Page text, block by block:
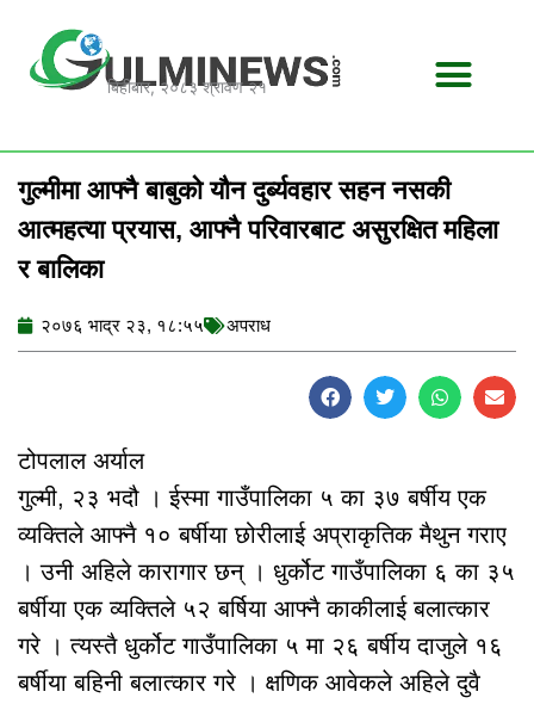
content
बिहीबार, २०८३ श्रावण २१
गुल्मीमा आफ्नै बाबुको यौन दुर्ब्यवहार सहन नसकी
आत्महत्या प्रयास, आफ्नै परिवारबाट असुरक्षित महिला
र बालिका
२०७६ भाद्र २३, १८:५५ अपराध
टोपलाल अर्याल
गुल्मी, २३ भदौ । ईस्मा गाउँपालिका ५ का ३७ बर्षीय एक
व्यक्तिले आफ्नै १० बर्षीया छोरीलाई अप्राकृतिक मैथुन गराए
। उनी अहिले कारागार छन् । धुर्कोट गाउँपालिका ६ का ३५
बर्षीया एक व्यक्तिले ५२ बर्षिया आफ्नै काकीलाई बलात्कार
गरे । त्यस्तै धुर्कोट गाउँपालिका ५ मा २६ बर्षीय दाजुले १६
बर्षीया बहिनी बलात्कार गरे । क्षणिक आवेकले अहिले दुवै